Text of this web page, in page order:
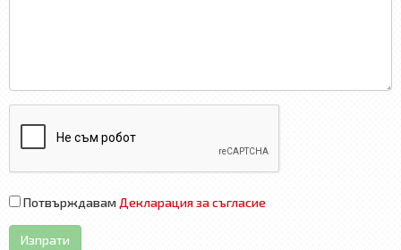
Потвърждавам Декларация за съгласие
Изпрати